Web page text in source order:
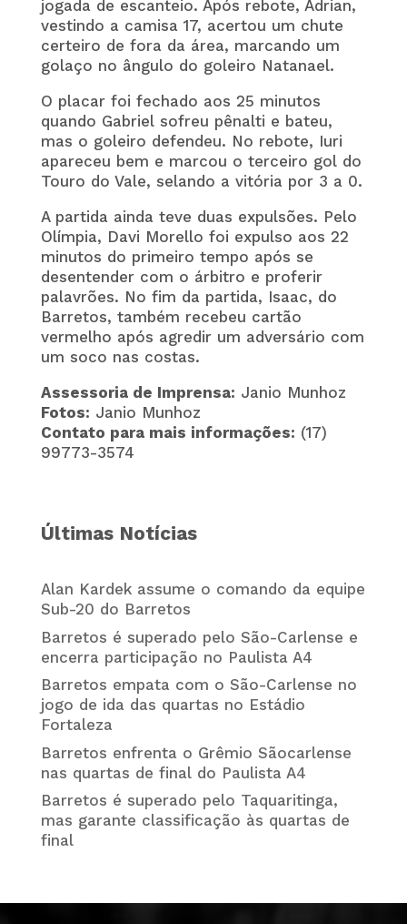
jogada de escanteio. Após rebote, Adrian,
vestindo a camisa 17, acertou um chute
certeiro de fora da área, marcando um
golaço no ângulo do goleiro Natanael.
O placar foi fechado aos 25 minutos
quando Gabriel sofreu pênalti e bateu,
mas o goleiro defendeu. No rebote, Iuri
apareceu bem e marcou o terceiro gol do
Touro do Vale, selando a vitória por 3 a 0.
A partida ainda teve duas expulsões. Pelo
Olímpia, Davi Morello foi expulso aos 22
minutos do primeiro tempo após se
desentender com o árbitro e proferir
palavrões. No fim da partida, Isaac, do
Barretos, também recebeu cartão
vermelho após agredir um adversário com
um soco nas costas.
Assessoria de Imprensa: Janio Munhoz
Fotos: Janio Munhoz
Contato para mais informações: (17)
99773-3574
Últimas Notícias
Alan Kardek assume o comando da equipe
Sub-20 do Barretos
Barretos é superado pelo São-Carlense e
encerra participação no Paulista A4
Barretos empata com o São-Carlense no
jogo de ida das quartas no Estádio
Fortaleza
Barretos enfrenta o Grêmio Sãocarlense
nas quartas de final do Paulista A4
Barretos é superado pelo Taquaritinga,
mas garante classificação às quartas de
final